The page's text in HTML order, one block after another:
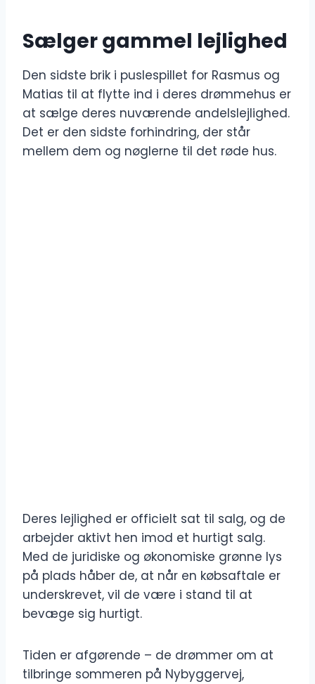
Sælger gammel lejlighed
Den sidste brik i puslespillet for Rasmus og
Matias til at flytte ind i deres drømmehus er
at sælge deres nuværende andelslejlighed.
Det er den sidste forhindring, der står
mellem dem og nøglerne til det røde hus.
Deres lejlighed er officielt sat til salg, og de
arbejder aktivt hen imod et hurtigt salg.
Med de juridiske og økonomiske grønne lys
på plads håber de, at når en købsaftale er
underskrevet, vil de være i stand til at
bevæge sig hurtigt.
Tiden er afgørende – de drømmer om at
tilbringe sommeren på Nybyggervej,